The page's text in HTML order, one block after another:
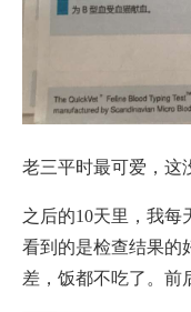
老三平时最可爱，这
之后的10天里，我每
看到的是检查结果的
差，饭都不吃了。前